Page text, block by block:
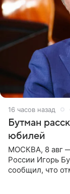
16 часов назад
Бутман
юбилей
МОСКВА, 8 авг
России Игорь
сообщил, что